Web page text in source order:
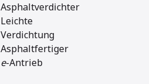
Asphaltverdichter
Leichte
Verdichtung
Asphaltfertiger
e-Antrieb